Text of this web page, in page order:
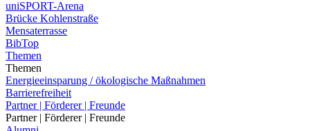
uniSPORT-Arena
Brücke Kohlenstraße
Mensaterrasse
BibTop
Themen
Themen
Energieeinsparung / ökologische Maßnahmen
Barrierefreiheit
Partner | Förderer | Freunde
Partner | Förderer | Freunde